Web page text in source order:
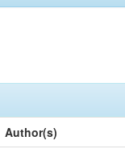
Author(s)